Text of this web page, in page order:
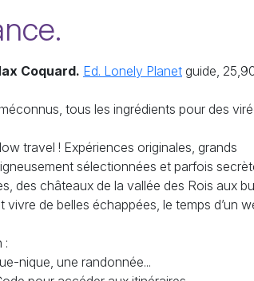
Coquard. Ed. Lonely Planet guide,
tous les ingrédients pour des
travel ! Expériences originales, grands
sélectionnées et parfois
des châteaux de la vallée des Rois aux
de belles échappées, le temps d’un
:
nique, une randonnée...